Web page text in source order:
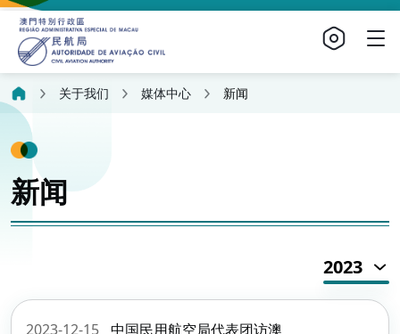
关于我们 媒体中心 新闻
新闻
2023
2023-12-15 中国民用航空局代表团访澳